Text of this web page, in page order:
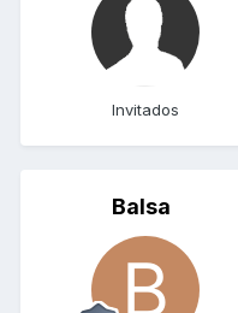
Invitados
Balsa